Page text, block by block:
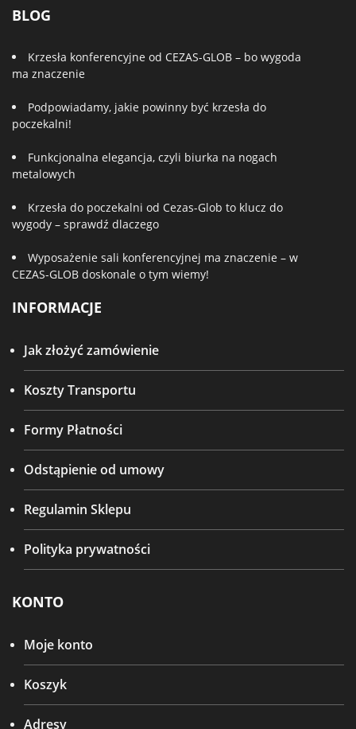
BLOG
Krzesła konferencyjne od CEZAS-GLOB – bo wygoda
ma znaczenie
Podpowiadamy, jakie powinny być krzesła do
poczekalni!
Funkcjonalna elegancja, czyli biurka na nogach
metalowych
Krzesła do poczekalni od Cezas-Glob to klucz do
wygody – sprawdź dlaczego
Wyposażenie sali konferencyjnej ma znaczenie – w
CEZAS-GLOB doskonale o tym wiemy!
INFORMACJE
Jak złożyć zamówienie
Koszty Transportu
Formy Płatności
Odstąpienie od umowy
Regulamin Sklepu
Polityka prywatności
KONTO
Moje konto
Koszyk
Adresy